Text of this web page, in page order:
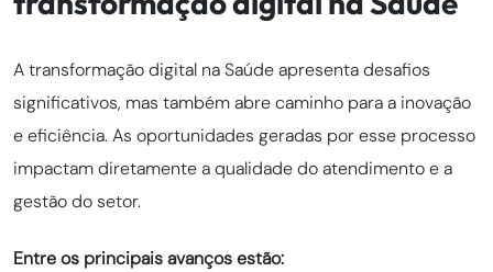
A transformação digital na Saúde apresenta desafios
significativos, mas também abre caminho para a inovação
e eficiência. As oportunidades geradas por esse processo
impactam diretamente a qualidade do atendimento e a
gestão do setor.
Entre os principais avanços estão: